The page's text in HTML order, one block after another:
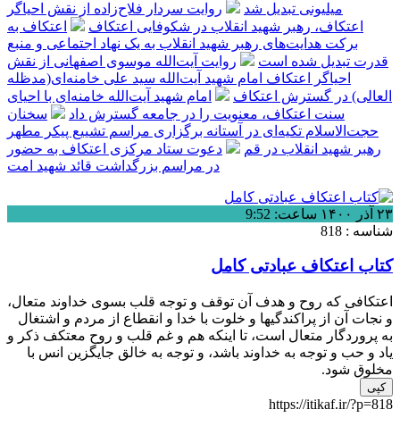
میلیونی تبدیل شد
روایت سردار فلاح‌زاده از نقش احیاگر
اعتکاف، رهبر شهید انقلاب در شکوفایی اعتکاف
اعتکاف به
برکت هدایت‌های رهبر شهید انقلاب به یک نهاد اجتماعی و منبع
قدرت تبدیل شده است
روایت آیت‌الله موسوی اصفهانی از نقش
احیاگر اعتکاف امام شهید آیت‌الله سید علی خامنه‌ای(مدظله
العالی) در گسترش اعتکاف
امام شهید آیت‌الله خامنه‌ای با احیای
سنت اعتکاف، معنویت را در جامعه گسترش داد
سخنان
حجت‌الاسلام تکیه‌ای در آستانه برگزاری مراسم تشییع پیکر مطهر
رهبر شهید انقلاب در قم
دعوت ستاد مرکزی اعتکاف به حضور
در مراسم بزرگداشت قائد شهید امت
۲۳ آذر ۱۴۰۰ ساعت: 9:52
شناسه : 818
کتاب اعتکاف عبادتی کامل
اعتکافی که روح و هدف آن توقف و توجه قلب بسوی خداوند متعال،
و نجات آن از پراکندگیها و خلوت با خدا و انقطاع از مردم و اشتغال
به پروردگار متعال است، تا اینکه هم و غم قلب و روح معتکف ذکر و
یاد و حب و توجه به خداوند باشد، و توجه به خالق جایگزین انس با
مخلوق شود.
کپی
https://itikaf.ir/?p=818